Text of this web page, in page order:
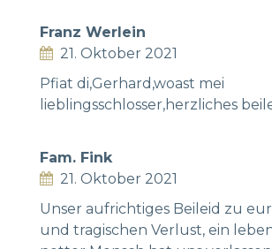
Franz Werlein
21. Oktober 2021
Pfiat di,Gerhard,woast mei
lieblingsschlosser,herzliches
Fam. Fink
21. Oktober 2021
Unser aufrichtiges Beileid zu
und tragischen Verlust, ein